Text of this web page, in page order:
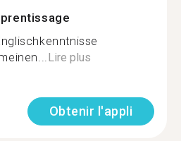
Lire plus
Obtenir l'appli